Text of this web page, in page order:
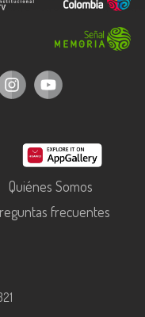
Quiénes Somos
frecuentes